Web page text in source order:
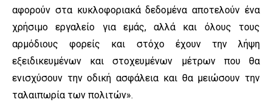
αφορούν στα κυκλοφοριακά δεδομένα αποτελούν ένα
χρήσιμο εργαλείο για εμάς, αλλά και όλους τους
αρμόδιους φορείς και στόχο έχουν την λήψη
εξειδικευμένων και στοχευμένων μέτρων που θα
ενισχύσουν την οδική ασφάλεια και θα μειώσουν την
ταλαιπωρία των πολιτών».